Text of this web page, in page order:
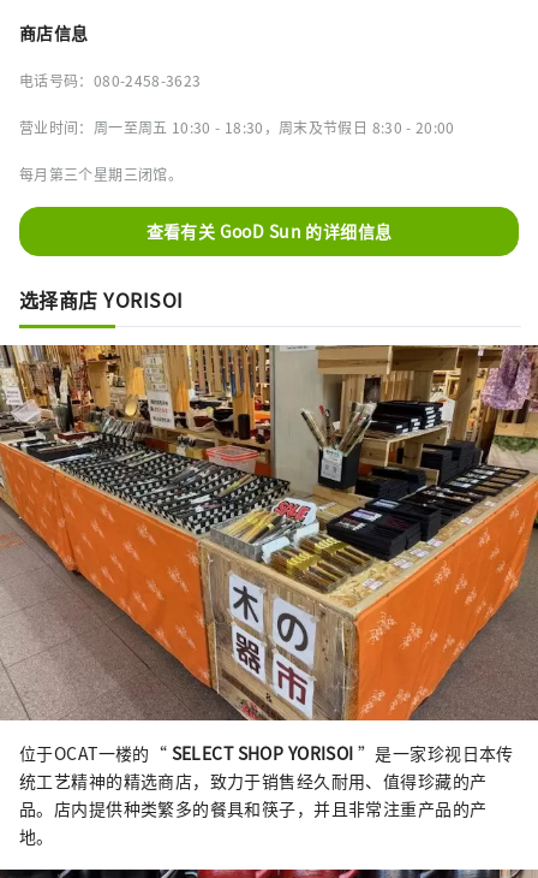
商店信息
电话号码：080-2458-3623
营业时间：周一至周五 10:30 - 18:30，周末及节假日 8:30 - 20:00
每月第三个星期三闭馆。
查看有关 GooD Sun 的详细信息
选择商店 YORISOI
位于OCAT一楼的“ SELECT SHOP YORISOI ”是一家珍视日本传
统工艺精神的精选商店，致力于销售经久耐用、值得珍藏的产
品。店内提供种类繁多的餐具和筷子，并且非常注重产品的产
地。